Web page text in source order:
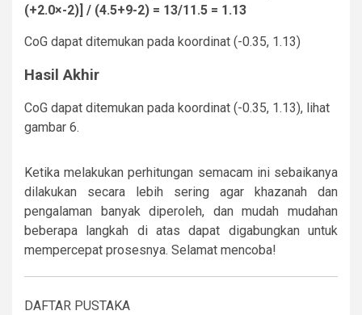
(+2.0×-2)] / (4.5+9-2) = 13/11.5 = 1.13
CoG dapat ditemukan pada koordinat (-0.35, 1.13)
Hasil Akhir
CoG dapat ditemukan pada koordinat (-0.35, 1.13), lihat
gambar 6.
Ketika melakukan perhitungan semacam ini sebaikanya
dilakukan secara lebih sering agar khazanah dan
pengalaman banyak diperoleh, dan mudah mudahan
beberapa langkah di atas dapat digabungkan untuk
mempercepat prosesnya. Selamat mencoba!
DAFTAR PUSTAKA